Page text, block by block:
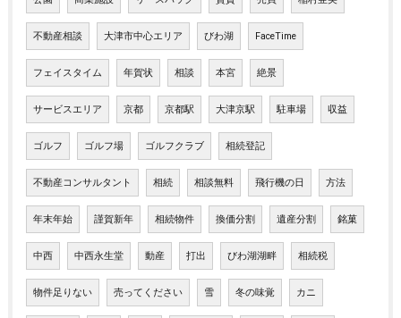
不動産相談 大津市中心エリア びわ湖 FaceTime
フェイスタイム 年賀状 相談 本宮 絶景
サービスエリア 京都 京都駅 大津京駅 駐車場 収益
ゴルフ ゴルフ場 ゴルフクラブ 相続登記
不動産コンサルタント 相続 相談無料 飛行機の日 方法
年末年始 謹賀新年 相続物件 換価分割 遺産分割 銘菓
中西 中西永生堂 動産 打出 びわ湖湖畔 相続税
物件足りない 売ってください 雪 冬の味覚 カニ